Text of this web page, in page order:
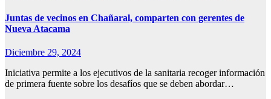
Juntas de vecinos en Chañaral, comparten con gerentes de
Nueva Atacama
Diciembre 29, 2024
Iniciativa permite a los ejecutivos de la sanitaria recoger información
de primera fuente sobre los desafíos que se deben abordar…